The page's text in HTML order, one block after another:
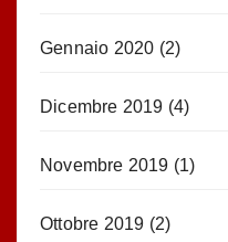
Gennaio 2020 (2)
Dicembre 2019 (4)
Novembre 2019 (1)
Ottobre 2019 (2)